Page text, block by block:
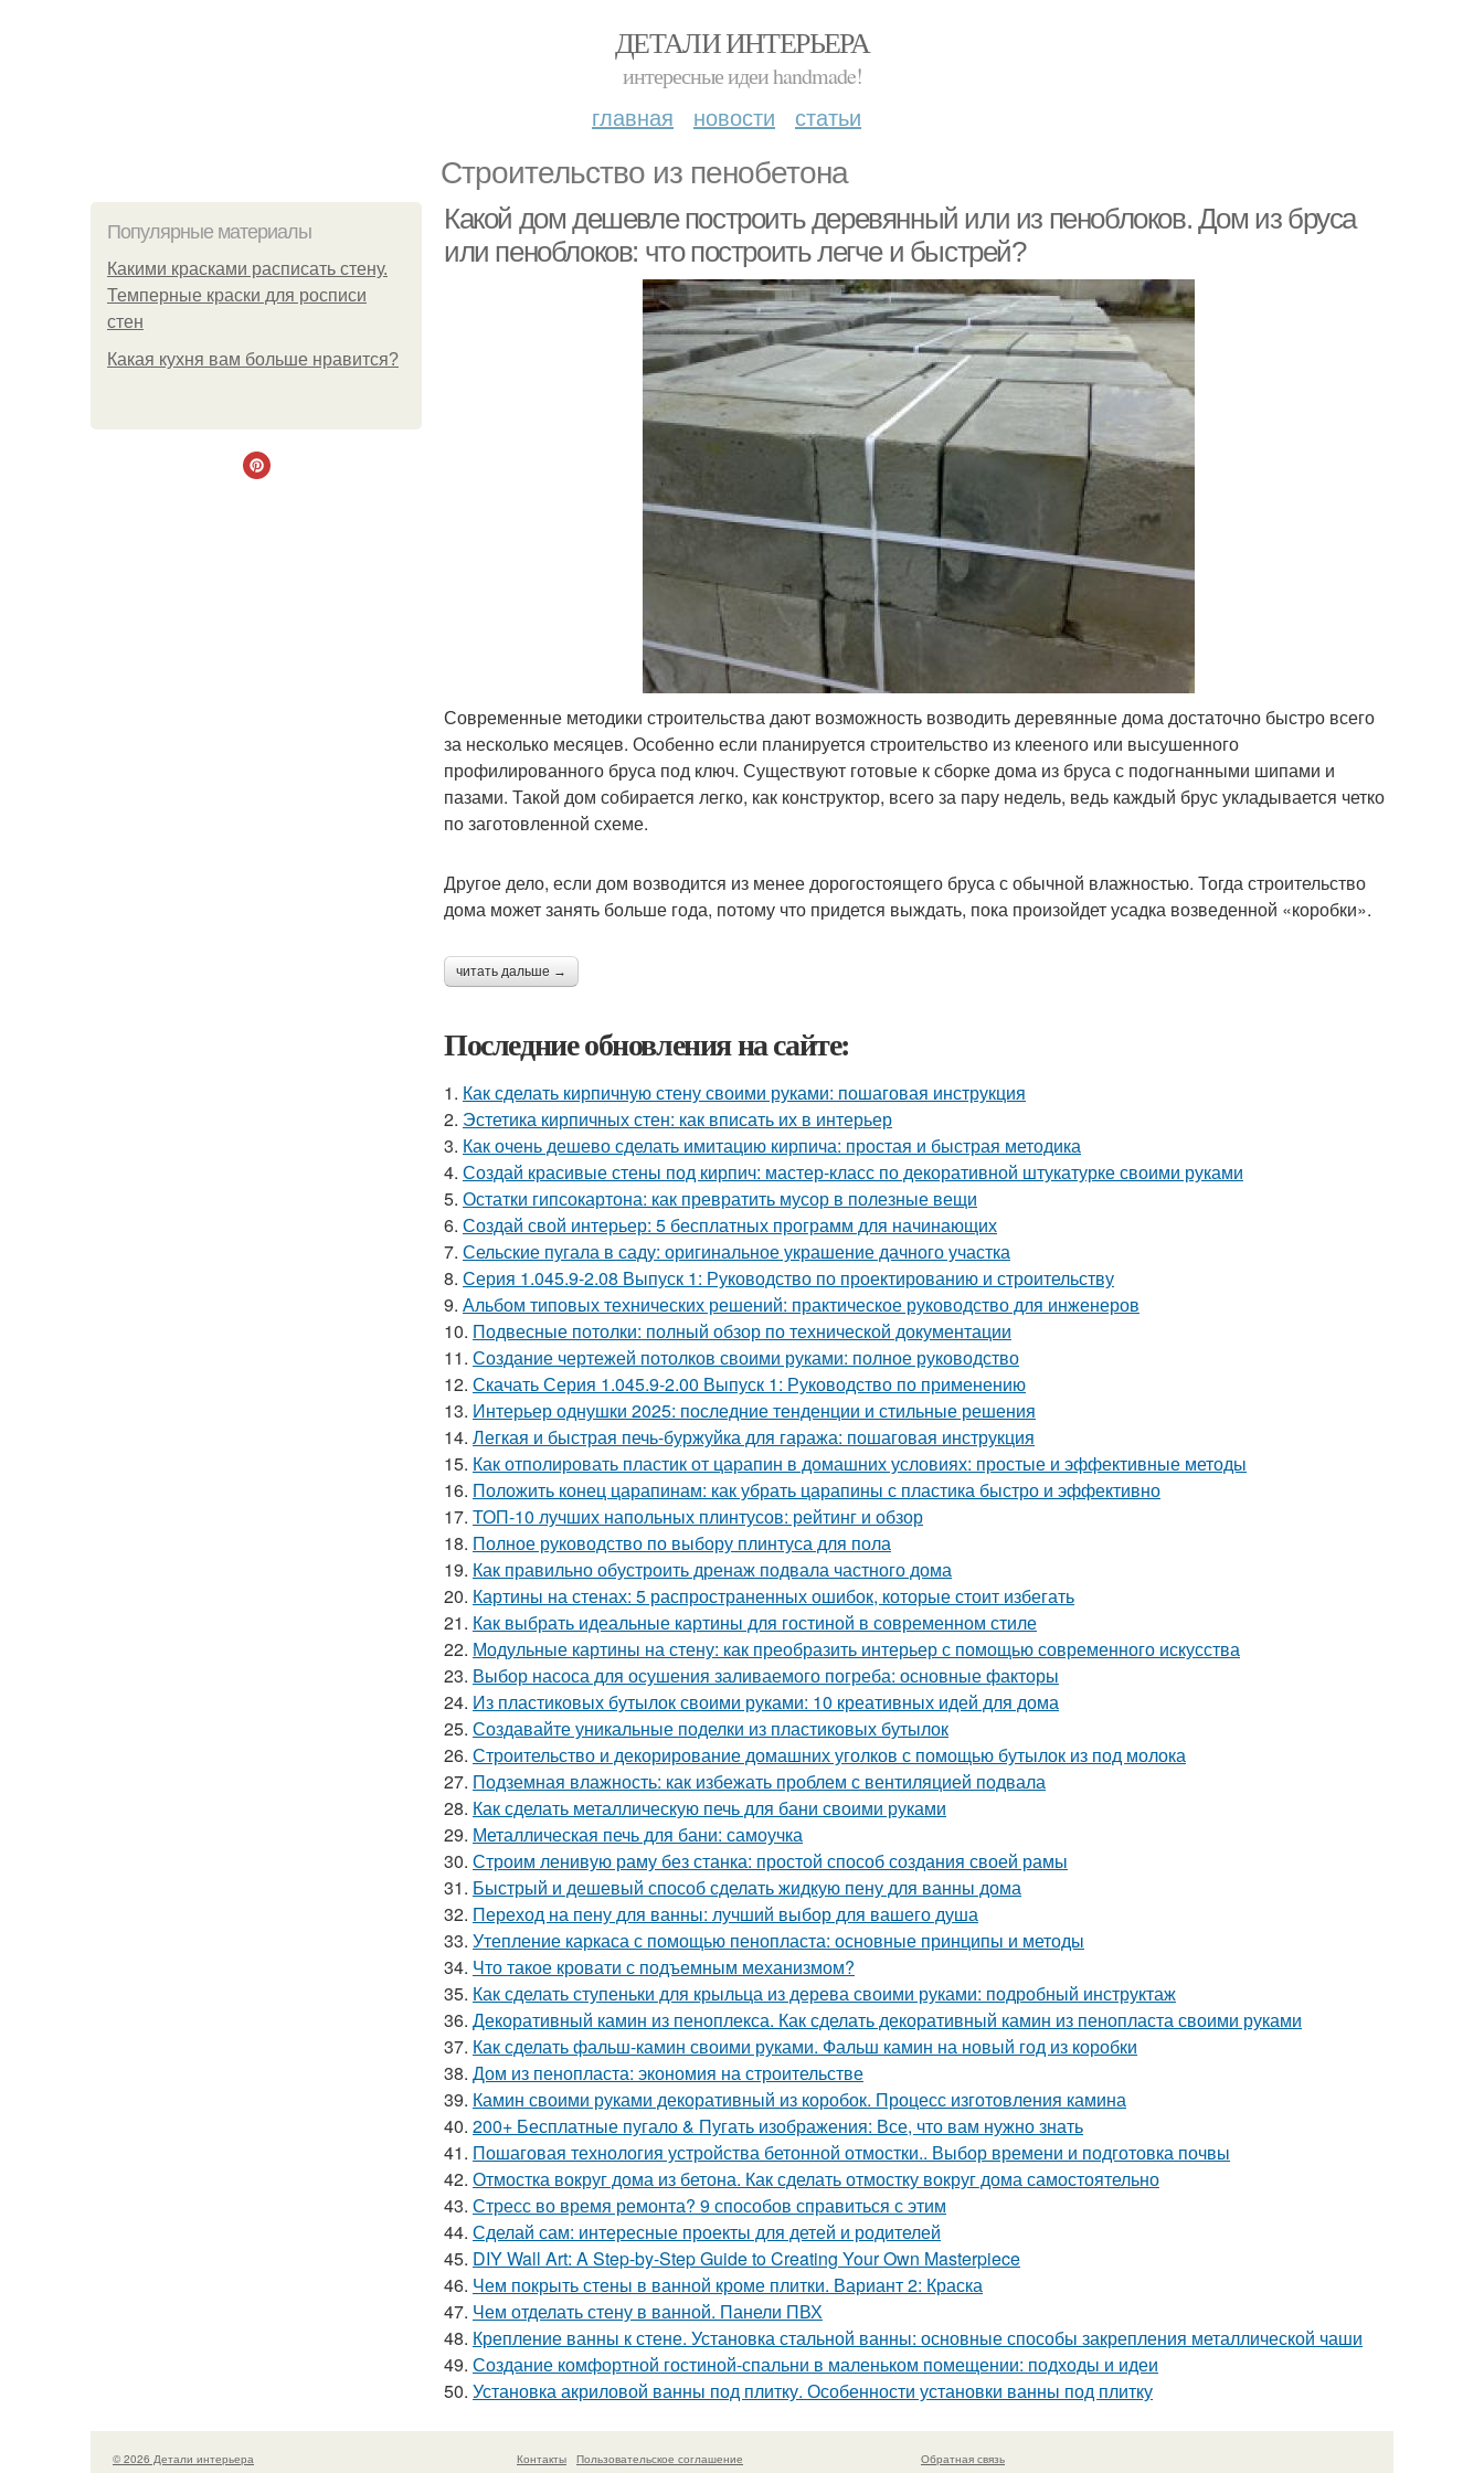
ДЕТАЛИ ИНТЕРЬЕРА
интересные идеи handmade!
главная новости статьи
Строительство из пенобетона
Популярные материалы
Какими красками расписать стену.
Темперные краски для росписи
стен
Какая кухня вам больше нравится?
Какой дом дешевле построить деревянный или из пеноблоков. Дом из бруса
или пеноблоков: что построить легче и быстрей?
Современные методики строительства дают возможность возводить деревянные дома достаточно быстро всего
за несколько месяцев. Особенно если планируется строительство из клееного или высушенного
профилированного бруса под ключ. Существуют готовые к сборке дома из бруса с подогнанными шипами и
пазами. Такой дом собирается легко, как конструктор, всего за пару недель, ведь каждый брус укладывается четко
по заготовленной схеме.
Другое дело, если дом возводится из менее дорогостоящего бруса с обычной влажностью. Тогда строительство
дома может занять больше года, потому что придется выждать, пока произойдет усадка возведенной «коробки».
читать дальше →
Последние обновления на сайте:
1. Как сделать кирпичную стену своими руками: пошаговая инструкция
2. Эстетика кирпичных стен: как вписать их в интерьер
3. Как очень дешево сделать имитацию кирпича: простая и быстрая методика
4. Создай красивые стены под кирпич: мастер-класс по декоративной штукатурке своими руками
5. Остатки гипсокартона: как превратить мусор в полезные вещи
6. Создай свой интерьер: 5 бесплатных программ для начинающих
7. Сельские пугала в саду: оригинальное украшение дачного участка
8. Серия 1.045.9-2.08 Выпуск 1: Руководство по проектированию и строительству
9. Альбом типовых технических решений: практическое руководство для инженеров
10. Подвесные потолки: полный обзор по технической документации
11. Создание чертежей потолков своими руками: полное руководство
12. Скачать Серия 1.045.9-2.00 Выпуск 1: Руководство по применению
13. Интерьер однушки 2025: последние тенденции и стильные решения
14. Легкая и быстрая печь-буржуйка для гаража: пошаговая инструкция
15. Как отполировать пластик от царапин в домашних условиях: простые и эффективные методы
16. Положить конец царапинам: как убрать царапины с пластика быстро и эффективно
17. ТОП-10 лучших напольных плинтусов: рейтинг и обзор
18. Полное руководство по выбору плинтуса для пола
19. Как правильно обустроить дренаж подвала частного дома
20. Картины на стенах: 5 распространенных ошибок, которые стоит избегать
21. Как выбрать идеальные картины для гостиной в современном стиле
22. Модульные картины на стену: как преобразить интерьер с помощью современного искусства
23. Выбор насоса для осушения заливаемого погреба: основные факторы
24. Из пластиковых бутылок своими руками: 10 креативных идей для дома
25. Создавайте уникальные поделки из пластиковых бутылок
26. Строительство и декорирование домашних уголков с помощью бутылок из под молока
27. Подземная влажность: как избежать проблем с вентиляцией подвала
28. Как сделать металлическую печь для бани своими руками
29. Металлическая печь для бани: самоучка
30. Строим ленивую раму без станка: простой способ создания своей рамы
31. Быстрый и дешевый способ сделать жидкую пену для ванны дома
32. Переход на пену для ванны: лучший выбор для вашего душа
33. Утепление каркаса с помощью пенопласта: основные принципы и методы
34. Что такое кровати с подъемным механизмом?
35. Как сделать ступеньки для крыльца из дерева своими руками: подробный инструктаж
36. Декоративный камин из пеноплекса. Как сделать декоративный камин из пенопласта своими руками
37. Как сделать фальш-камин своими руками. Фальш камин на новый год из коробки
38. Дом из пенопласта: экономия на строительстве
39. Камин своими руками декоративный из коробок. Процесс изготовления камина
40. 200+ Бесплатные пугало & Пугать изображения: Все, что вам нужно знать
41. Пошаговая технология устройства бетонной отмостки.. Выбор времени и подготовка почвы
42. Отмостка вокруг дома из бетона. Как сделать отмостку вокруг дома самостоятельно
43. Стресс во время ремонта? 9 способов справиться с этим
44. Сделай сам: интересные проекты для детей и родителей
45. DIY Wall Art: A Step-by-Step Guide to Creating Your Own Masterpiece
46. Чем покрыть стены в ванной кроме плитки. Вариант 2: Краска
47. Чем отделать стену в ванной. Панели ПВХ
48. Крепление ванны к стене. Установка стальной ванны: основные способы закрепления металлической чаши
49. Создание комфортной гостиной-спальни в маленьком помещении: подходы и идеи
50. Установка акриловой ванны под плитку. Особенности установки ванны под плитку
© 2026 Детали интерьера Контакты Пользовательское соглашение Обратная связь